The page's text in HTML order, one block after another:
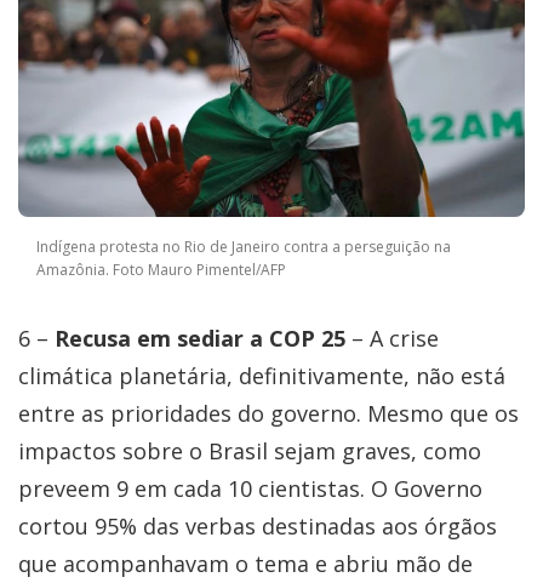
Indígena protesta no Rio de Janeiro contra a perseguição na
Amazônia. Foto Mauro Pimentel/AFP
6 – Recusa em sediar a COP 25 – A crise
climática planetária, definitivamente, não está
entre as prioridades do governo. Mesmo que os
impactos sobre o Brasil sejam graves, como
preveem 9 em cada 10 cientistas. O Governo
cortou 95% das verbas destinadas aos órgãos
que acompanhavam o tema e abriu mão de